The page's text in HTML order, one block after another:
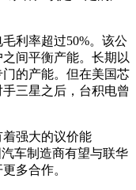
利率超过50%。该公
间平衡产能。长期以
的产能。但在美国芯
三星之后，台积电曾
强大的议价能
车制造商有望与联华
多合作。